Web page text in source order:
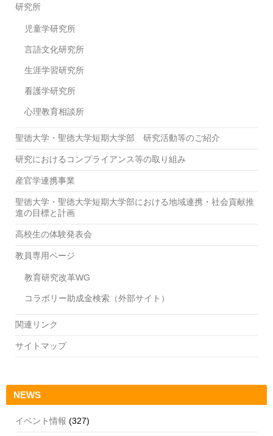
研究所
児童学研究所
言語文化研究所
生涯学習研究所
看護学研究所
心理教育相談所
聖徳大学・聖徳大学短期大学部 研究活動等のご紹介
研究におけるコンプライアンス等の取り組み
産官学連携事業
聖徳大学・聖徳大学短期大学部における地域連携・社会貢献推
進の目標と計画
高校生の体験発表会
教員専用ページ
教育研究改革WG
コラボリー助成金検索（外部サイト）
関連リンク
サイトマップ
NEWS
イベント情報 (327)